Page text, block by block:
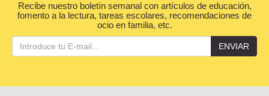
Recibe nuestro boletín semanal con artículos de educación,
fomento a la lectura, tareas escolares, recomendaciones de
ocio en familia, etc.
ENVIAR